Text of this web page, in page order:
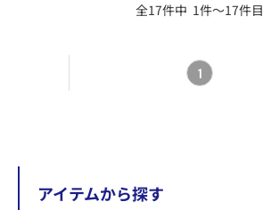
アイテムから探す
全17件中 1件～17件目
1